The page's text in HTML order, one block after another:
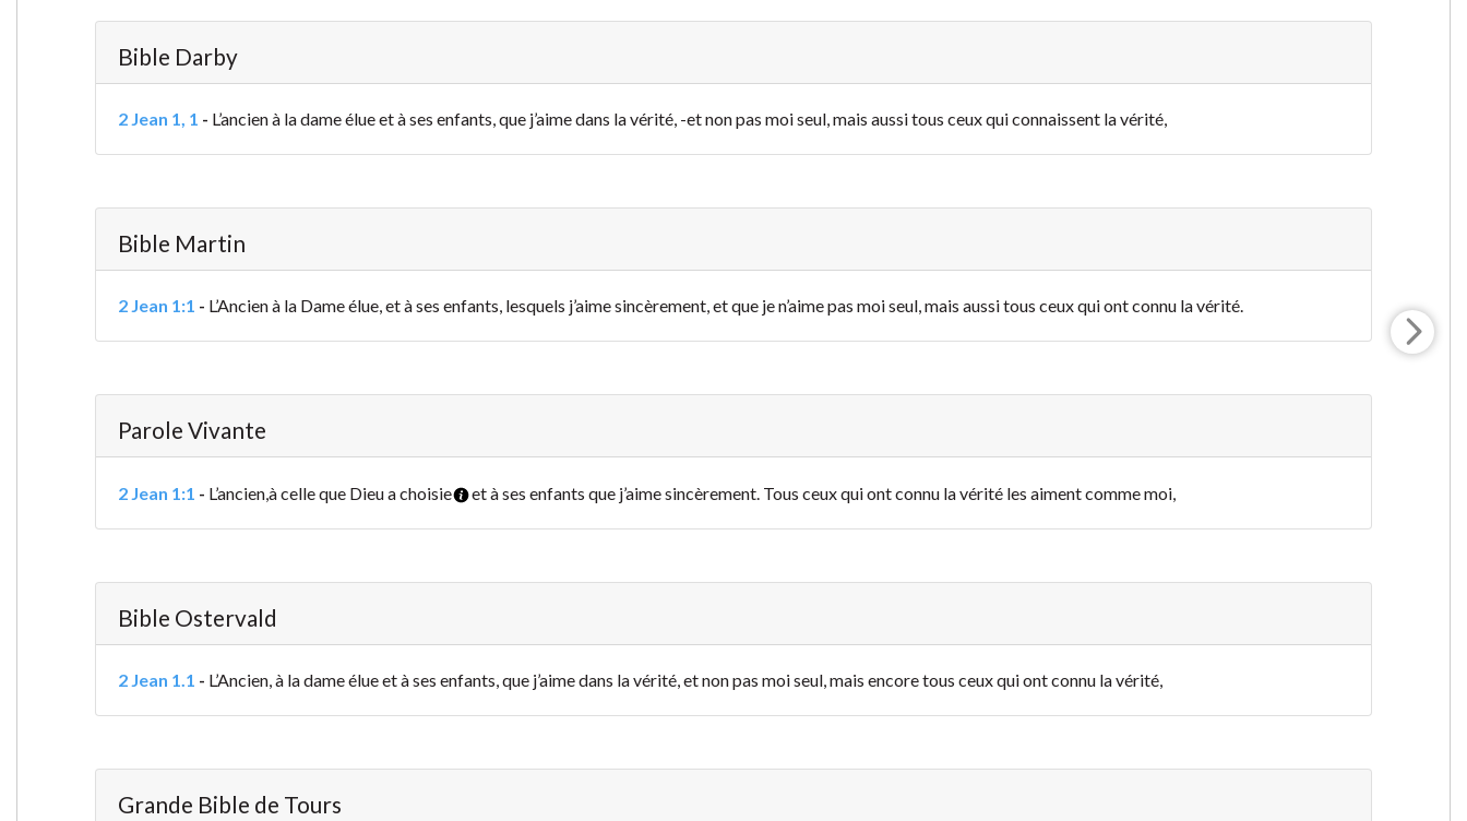
Bible Darby
2 Jean 1, 1 - L’ancien à la dame élue et à ses enfants, que j’aime dans la vérité, -et non pas moi seul, mais aussi tous ceux qui connaissent la vérité,
Bible Martin
2 Jean 1:1 - L’Ancien à la Dame élue, et à ses enfants, lesquels j’aime sincèrement, et que je n’aime pas moi seul, mais aussi tous ceux qui ont connu la vérité.
Parole Vivante
2 Jean 1:1 - L’ancien,à celle que Dieu a choisie et à ses enfants que j’aime sincèrement. Tous ceux qui ont connu la vérité les aiment comme moi,
Bible Ostervald
2 Jean 1.1 - L’Ancien, à la dame élue et à ses enfants, que j’aime dans la vérité, et non pas moi seul, mais encore tous ceux qui ont connu la vérité,
Grande Bible de Tours